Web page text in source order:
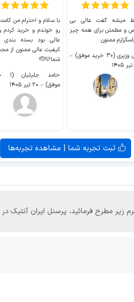
میشه گفت عالی بی
و مطمئن برای همه چیز
ممنون
(۳۰ خرید موفق)
–
با سلام و احترام من
رو خوندم و خرید کردم
عالی بود بسته بندی
کیفیت عالی ممنون از
شما🫡🩷
حامد
موفق) – ۲۰ تیر ۱۴۰۵
ثبت تجربه شما | مشاهده تجربه‌ها
فرم زیر مطرح فرمائید، پرسنل ایران